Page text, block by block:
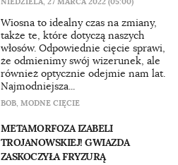
Wiosna to idealny czas na zmiany,
także te, które dotyczą naszych
włosów. Odpowiednie cięcie sprawi,
że odmienimy swój wizerunek, ale
również optycznie odejmie nam lat.
Najmodniejsza...
BOB, MODNE CIĘCIE
METAMORFOZA IZABELI
TROJANOWSKIEJ! GWIAZDA
ZASKOCZYŁA FRYZURĄ